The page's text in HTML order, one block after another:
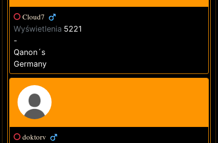
Cloud7
Wyświetlenia 5221
-
Qanon´s
Germany
doktorv